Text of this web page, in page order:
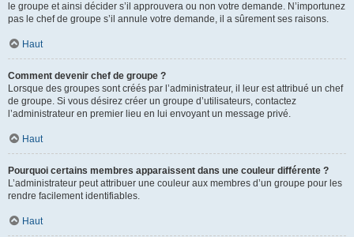
le groupe et ainsi décider s’il approuvera ou non votre demande. N’importunez
pas le chef de groupe s’il annule votre demande, il a sûrement ses raisons.
Haut
Comment devenir chef de groupe ?
Lorsque des groupes sont créés par l’administrateur, il leur est attribué un chef
de groupe. Si vous désirez créer un groupe d’utilisateurs, contactez
l’administrateur en premier lieu en lui envoyant un message privé.
Haut
Pourquoi certains membres apparaissent dans une couleur différente ?
L’administrateur peut attribuer une couleur aux membres d’un groupe pour les
rendre facilement identifiables.
Haut